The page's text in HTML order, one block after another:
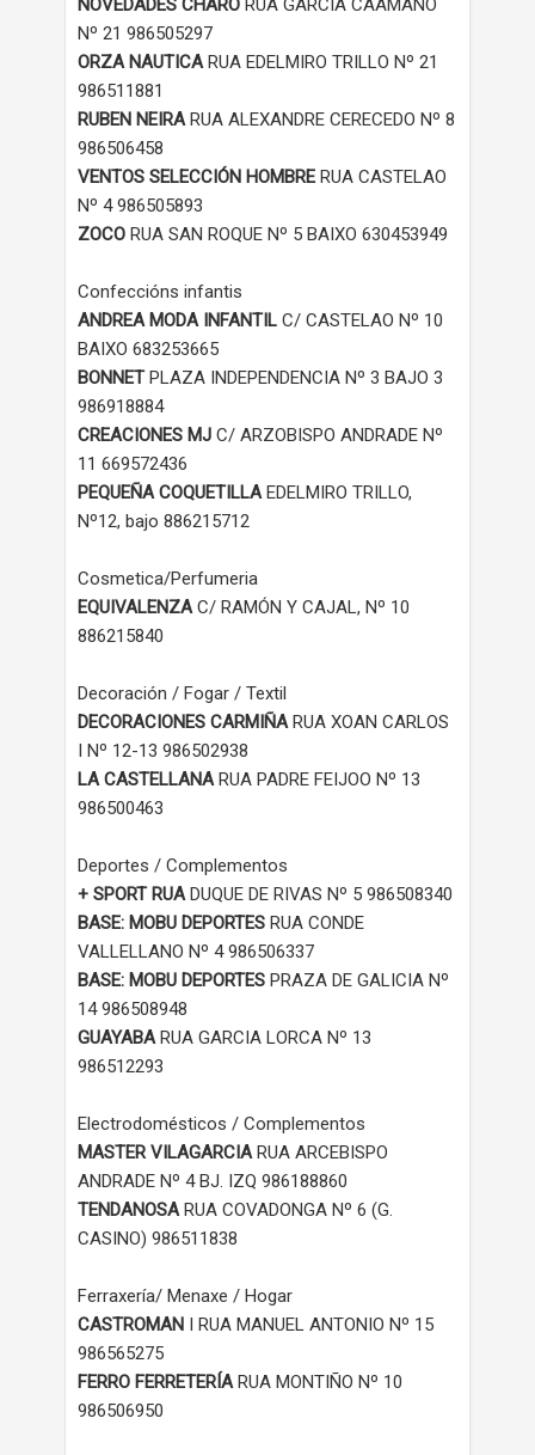
NOVEDADES CHARO RUA GARCIA CAAMAÑO
Nº 21 986505297
ORZA NAUTICARUA EDELMIRO TRILLO Nº 21
986511881
RUBEN NEIRARUA ALEXANDRE CERECEDO Nº 8
986506458
VENTOS SELECCIÓN HOMBRE RUA CASTELAO
Nº 4 986505893
ZOCO RUA SAN ROQUE Nº 5 BAIXO 630453949
Confeccións infantis
ANDREA MODA INFANTIL C/ CASTELAO Nº 10
BAIXO 683253665
BONNETPLAZA INDEPENDENCIA Nº 3 BAJO 3
986918884
CREACIONES MJ C/ ARZOBISPO ANDRADE Nº
11 669572436
PEQUEÑA COQUETILLAEDELMIRO TRILLO,
Nº12, bajo 886215712
Cosmetica/Perfumeria
EQUIVALENZAC/ RAMÓN Y CAJAL, Nº 10
886215840
Decoración / Fogar / Textil
DECORACIONES CARMIÑARUA XOAN CARLOS
I Nº 12-13 986502938
LA CASTELLANARUA PADRE FEIJOO Nº 13
986500463
Deportes / Complementos
+ SPORT RUADUQUE DE RIVAS Nº 5 986508340
BASE: MOBU DEPORTES RUA CONDE
VALLELLANO Nº 4 986506337
BASE: MOBU DEPORTES PRAZA DE GALICIA Nº
14 986508948
GUAYABARUA GARCIA LORCA Nº 13
986512293
Electrodomésticos / Complementos
MASTER VILAGARCIARUA ARCEBISPO
ANDRADE Nº 4 BJ. IZQ 986188860
TENDANOSARUA COVADONGA Nº 6 (G.
CASINO) 986511838
Ferraxería/ Menaxe / Hogar
CASTROMAN I RUA MANUEL ANTONIO Nº 15
986565275
FERRO FERRETERÍARUA MONTIÑO Nº 10
986506950